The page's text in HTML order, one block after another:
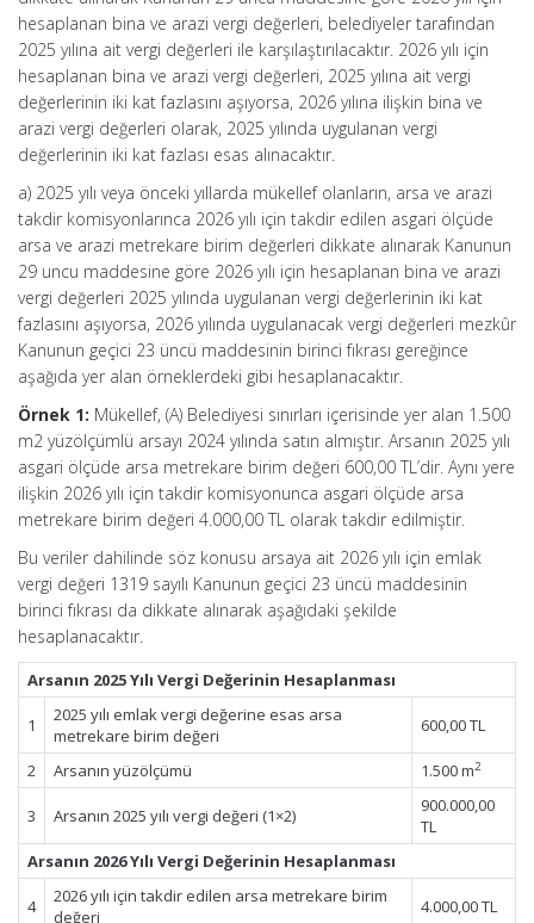
hesaplanan bina ve arazi vergi değerleri, belediyeler tarafından
2025 yılına ait vergi değerleri ile karşılaştırılacaktır. 2026 yılı için
hesaplanan bina ve arazi vergi değerleri, 2025 yılına ait vergi
değerlerinin iki kat fazlasını aşıyorsa, 2026 yılına ilişkin bina ve
arazi vergi değerleri olarak, 2025 yılında uygulanan vergi
değerlerinin iki kat fazlası esas alınacaktır.
a) 2025 yılı veya önceki yıllarda mükellef olanların, arsa ve arazi
takdir komisyonlarınca 2026 yılı için takdir edilen asgari ölçüde
arsa ve arazi metrekare birim değerleri dikkate alınarak Kanunun
29 uncu maddesine göre 2026 yılı için hesaplanan bina ve arazi
vergi değerleri 2025 yılında uygulanan vergi değerlerinin iki kat
fazlasını aşıyorsa, 2026 yılında uygulanacak vergi değerleri mezkûr
Kanunun geçici 23 üncü maddesinin birinci fıkrası gereğince
aşağıda yer alan örneklerdeki gibi hesaplanacaktır.
Örnek 1: Mükellef, (A) Belediyesi sınırları içerisinde yer alan 1.500
m2 yüzölçümlü arsayı 2024 yılında satın almıştır. Arsanın 2025 yılı
asgari ölçüde arsa metrekare birim değeri 600,00 TL’dir. Aynı yere
ilişkin 2026 yılı için takdir komisyonunca asgari ölçüde arsa
metrekare birim değeri 4.000,00 TL olarak takdir edilmiştir.
Bu veriler dahilinde söz konusu arsaya ait 2026 yılı için emlak
vergi değeri 1319 sayılı Kanunun geçici 23 üncü maddesinin
birinci fıkrası da dikkate alınarak aşağıdaki şekilde
hesaplanacaktır.
Arsanın 2025 Yılı Vergi Değerinin Hesaplanması
1
2025 yılı emlak vergi değerine esas arsa
metrekare birim değeri
600,00 TL
2 Arsanın yüzölçümü 1.500 m2
3 Arsanın 2025 yılı vergi değeri (1×2)
900.000,00
TL
Arsanın 2026 Yılı Vergi Değerinin Hesaplanması
4
2026 yılı için takdir edilen arsa metrekare birim
değeri
4.000,00 TL